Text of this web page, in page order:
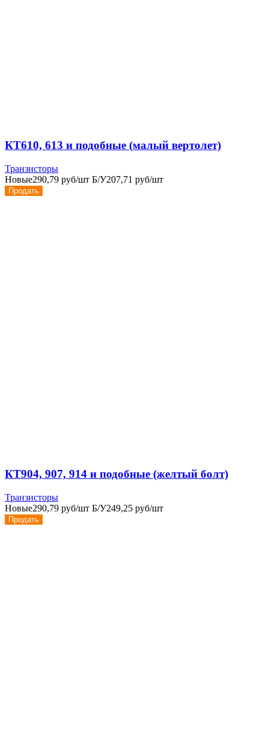
КТ610, 613 и подобные (малый вертолет)
Транзисторы
Новые290,79 руб/шт Б/У207,71 руб/шт
Продать
КТ904, 907, 914 и подобные (желтый болт)
Транзисторы
Новые290,79 руб/шт Б/У249,25 руб/шт
Продать